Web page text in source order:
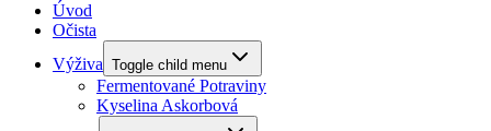
Úvod
Očista
Výživa Toggle child menu
Fermentované Potraviny
Kyselina Askorbová